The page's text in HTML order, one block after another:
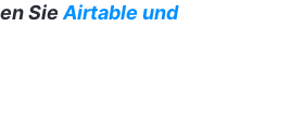
Sie Airtable und